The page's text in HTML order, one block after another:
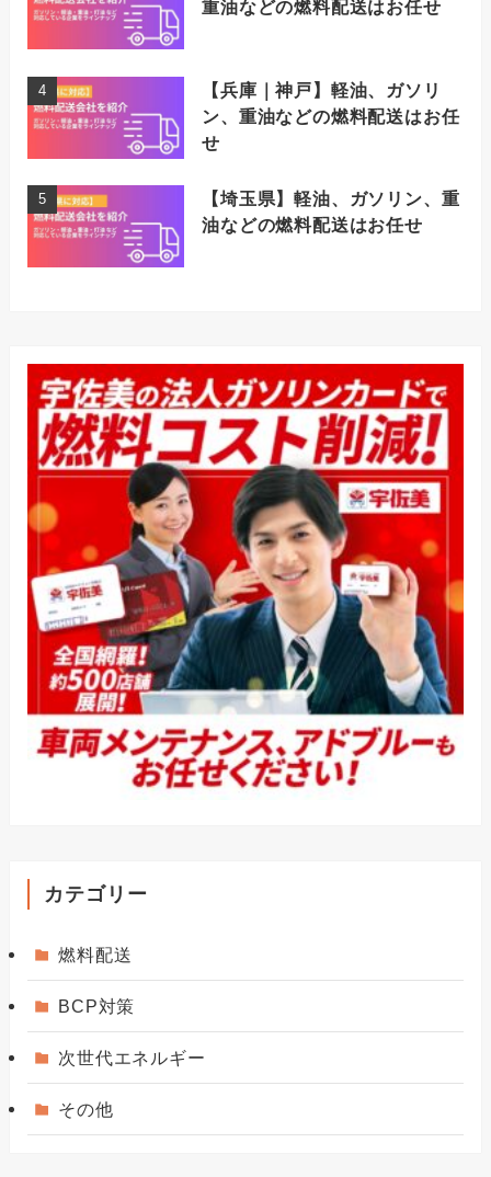
重油などの燃料配送はお任せ
【兵庫｜神戸】軽油、ガソリ
ン、重油などの燃料配送はお任
せ
【埼玉県】軽油、ガソリン、重
油などの燃料配送はお任せ
カテゴリー
燃料配送
BCP対策
次世代エネルギー
その他